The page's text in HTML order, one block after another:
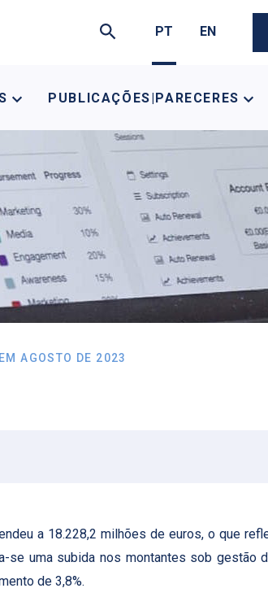
PT EN
PUBLICAÇÕES|PARECERES
AGOSTO DE 2023
a 18.228,2 milhões de euros, o que
se uma subida nos montantes sob gestão
de 3,8%.